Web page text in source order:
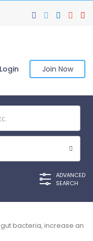
Login Join Now
ADVANCED
SEARCH
bacteria, increase an